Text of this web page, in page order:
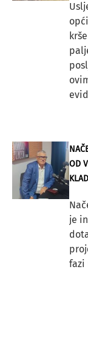
OD
je
fazi